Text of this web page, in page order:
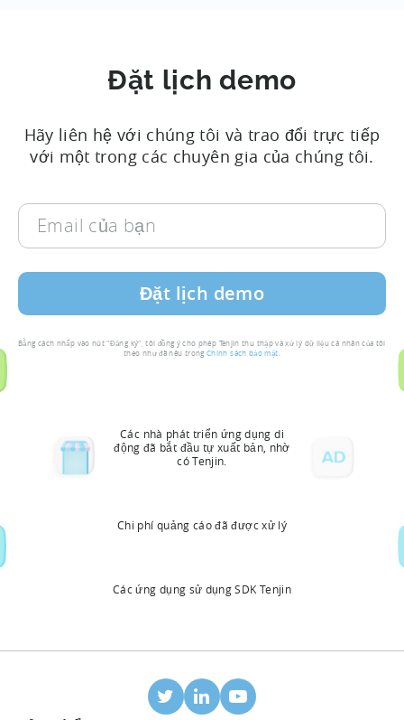
Đặt lịch demo
Hãy liên hệ với chúng tôi và trao đổi trực tiếp
với một trong các chuyên gia của chúng tôi.
Email
của
bạn
Bằng cách nhấp vào nút "Đăng ký", tôi đồng ý cho phép Tenjin thu thập và xử lý dữ liệu cá nhân của tôi
theo như đã nêu trongChính sách bảo mật
Các nhà phát triển ứng dụng di
động đã bắt đầu tự xuất bản, nhờ
có Tenjin.
Chi phí quảng cáo đã được xử lý
Các ứng dụng sử dụng SDK Tenjin